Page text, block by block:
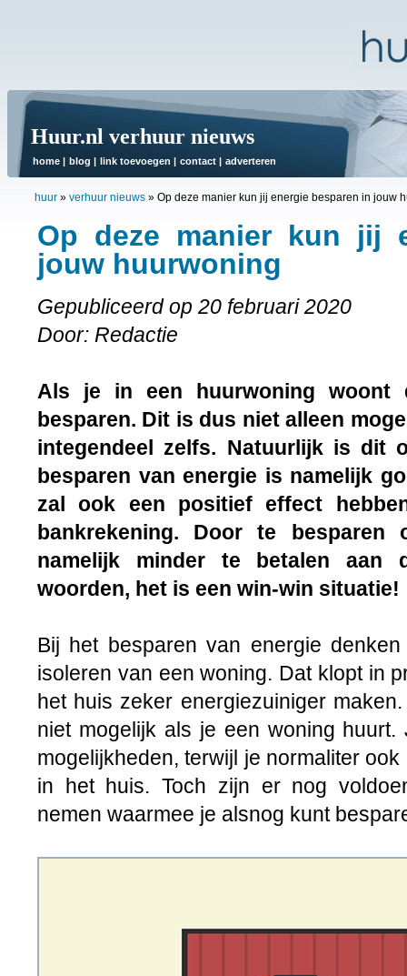
Huur.nl verhuur nieuws
home | blog | link toevoegen | contact | adverteren
huur » verhuur nieuws » Op deze manier kun jij energie besparen in jouw
Op deze manier kun jij
jouw huurwoning
Gepubliceerd op 20 februari 2020
Door: Redactie
Als je in een huurwoning
besparen. Dit is dus niet alleen
integendeel zelfs. Natuurlijk is dit
besparen van energie is namelijk
zal ook een positief effect
bankrekening. Door te
namelijk minder te betalen aan
woorden, het is een win-win situatie!
Bij het besparen van energie
isoleren van een woning. Dat klopt in
het huis zeker energiezuiniger
niet mogelijk als je een woning
mogelijkheden, terwijl je normaliter
in het huis. Toch zijn er nog
nemen waarmee je alsnog kunt